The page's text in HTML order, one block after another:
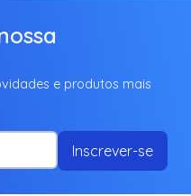
e produtos mais
Inscrever-se